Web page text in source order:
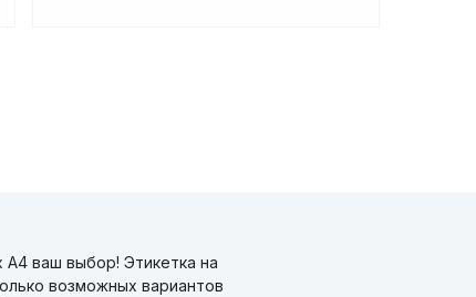
ваш выбор! Этикетка на
возможных вариантов